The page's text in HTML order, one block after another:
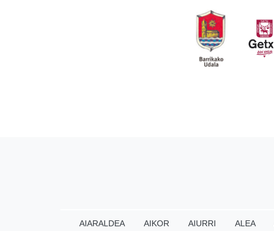
AIARALDEA AIKOR AIURRI ALEA